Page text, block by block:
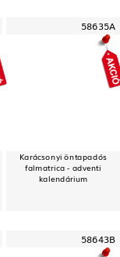
58635A
Karácsonyi öntapadós
falmatrica - adventi
kalendárium
58643B